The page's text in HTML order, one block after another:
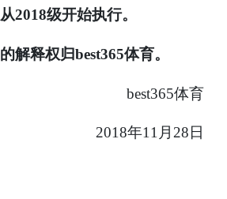
2018级开始执行。
解释权归best365体育。
best365体育
2018年11月 28 日